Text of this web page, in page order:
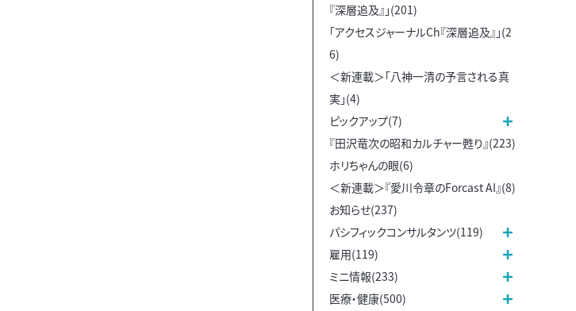
『深層追及』」(201)
「アクセスジャーナルCh『深層追及』」(2
6)
＜新連載＞「八神一清の予言される真
実」(4)
ピックアップ(7)
『田沢竜次の昭和カルチャー甦り』(223)
ホリちゃんの眼(6)
＜新連載＞『愛川令章のForcast AI』(8)
お知らせ(237)
パシフィックコンサルタンツ(119)
雇用(119)
ミニ情報(233)
医療・健康(500)